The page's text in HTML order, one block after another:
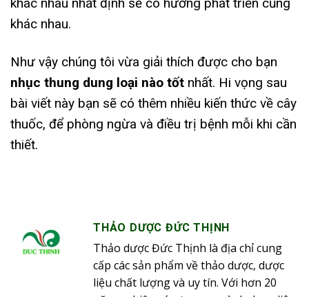
khác nhau.
Như vậy chúng tôi vừa giải thích được cho bạn
nhục thung dung loại nào tốt nhất. Hi vọng sau
bài viết này bạn sẽ có thêm nhiều kiến thức về cây
thuốc, để phòng ngừa và điều trị bệnh mỗi khi cần
thiết.
THẢO DƯỢC ĐỨC THỊNH
Thảo dược Đức Thịnh là địa chỉ cung
cấp các sản phẩm về thảo dược, dược
liệu chất lượng và uy tín. Với hơn 20